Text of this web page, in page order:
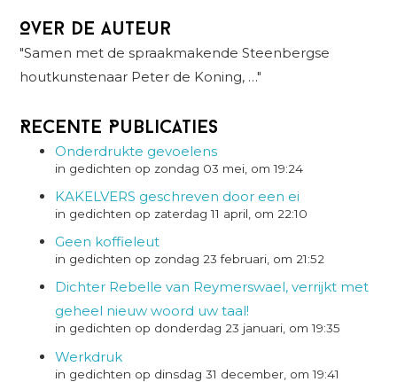
Over de auteur
"Samen met de spraakmakende Steenbergse
houtkunstenaar Peter de Koning, …"
Recente Publicaties
Onderdrukte gevoelens
in gedichten op zondag 03 mei, om 19:24
KAKELVERS geschreven door een ei
in gedichten op zaterdag 11 april, om 22:10
Geen koffieleut
in gedichten op zondag 23 februari, om 21:52
Dichter Rebelle van Reymerswael, verrijkt met
geheel nieuw woord uw taal!
in gedichten op donderdag 23 januari, om 19:35
Werkdruk
in gedichten op dinsdag 31 december, om 19:41